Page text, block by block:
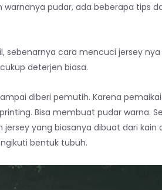
pudar, ada beberapa tips
sebenarnya cara mencuci jersey
deterjen biasa.
diberi pemutih. Karena
Bisa membuat pudar warna.
yang biasanya dibuat dari kain
bentuk tubuh.